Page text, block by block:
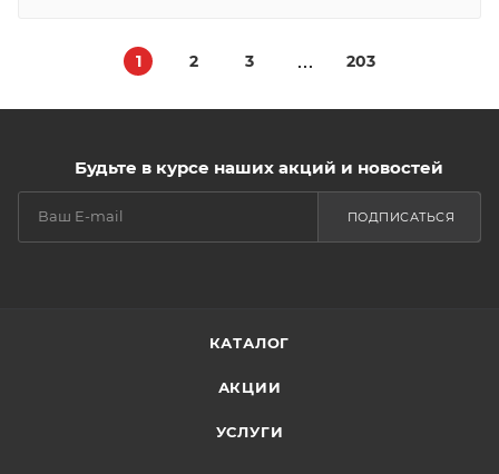
1 2 3 203
Будьте в курсе наших акций и новостей
ПОДПИСАТЬСЯ
КАТАЛОГ
АКЦИИ
УСЛУГИ